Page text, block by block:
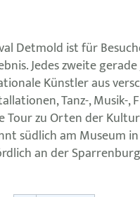
Detmold ist für
Jedes zweite gerade
Künstler aus
Tanz-, Musik-,
Tour zu Orten der
südlich am Museum
an der